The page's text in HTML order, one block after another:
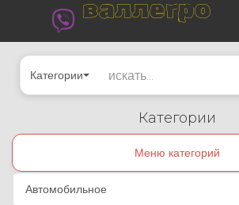
валлегро
Категории
Категории
Меню категорий
Автомобильное